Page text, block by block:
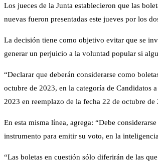
Los jueces de la Junta establecieron que las
nuevas fueron presentadas este jueves por los
La decisión tiene como objetivo evitar que se
generar un perjuicio a la voluntad popular si
“Declarar que deberán considerarse como
octubre de 2023, en la categoría de Candidatos
2023 en reemplazo de la fecha 22 de octubre
En esta misma línea, agrega: “Debe
instrumento para emitir su voto, en la
“Las boletas en cuestión sólo diferirán de las